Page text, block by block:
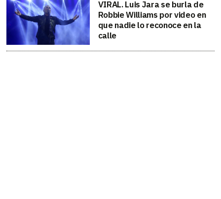
VIRAL. Luis Jara se burla de
Robbie Williams por video en
que nadie lo reconoce en la
calle